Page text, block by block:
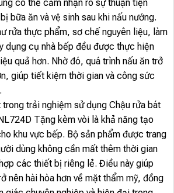
có thể cảm nhận rõ sự thuận tiện
bữa ăn và vệ sinh sau khi nấu nướng.
rửa thực phẩm, sơ chế nguyên liệu, làm
dụng cụ nhà bếp đều được thực hiện
quả hơn. Nhờ đó, quá trình nấu ăn trở
giúp tiết kiệm thời gian và công sức
trải nghiệm sử dụng Chậu rửa bát
Tặng kèm vòi là khả năng tạo
khu vực bếp. Bộ sản phẩm được trang
dùng không cần mất thêm thời gian
các thiết bị riêng lẻ. Điều này giúp
nên hài hòa hơn về mặt thẩm mỹ, đồng